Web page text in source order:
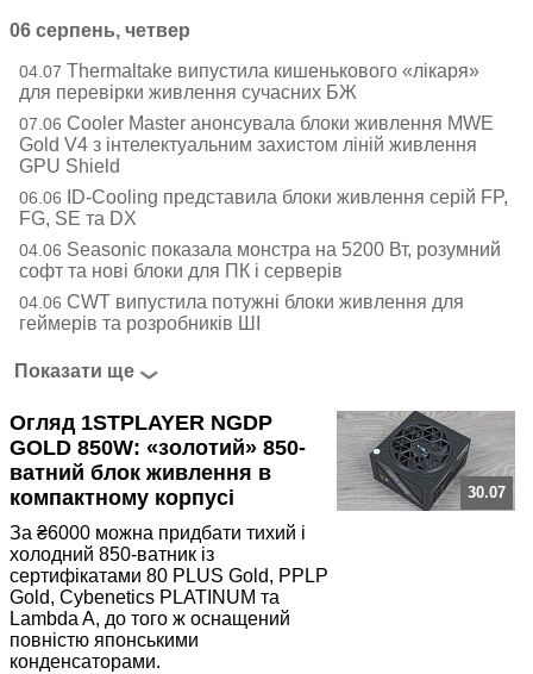
Ігри
06 серпень, четвер
04.07 Thermaltake випустила кишенькового «лікаря»
для перевірки живлення сучасних БЖ
07.06 Cooler Master анонсувала блоки живлення MWE
Gold V4 з інтелектуальним захистом ліній живлення
GPU Shield
06.06
ID-Cooling представила блоки живлення серій FP,
FG, SE та DX
04.06 Seasonic показала монстра на 5200 Вт, розумний
софт та нові блоки для ПК і серверів
04.06 CWT випустила потужні блоки живлення для
геймерів та розробників ШІ
Показати ще
Огляд 1STPLAYER NGDP
GOLD 850W: «золотий» 850-
ватний блок живлення в
компактному корпусі
За ₴6000 можна придбати тихий і
холодний 850-ватник із
сертифікатами 80 PLUS Gold, PPLP
Gold, Cybenetics PLATINUM та
Lambda A, до того ж оснащений
повністю японськими
конденсаторами.
30.07